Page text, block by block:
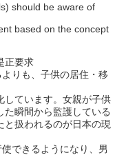
should be aware of
based on the concept
正要求
りも、子供の居住・移
しています。女親が子供
た瞬間から監護している
と扱われるのが日本の現
できるようになり、男